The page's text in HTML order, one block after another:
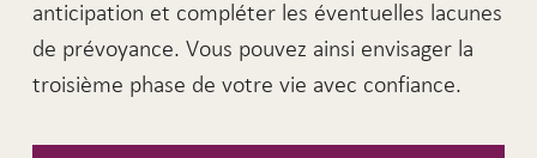
anticipation et compléter les éventuelles lacunes
de prévoyance. Vous pouvez ainsi envisager la
troisième phase de votre vie avec confiance.